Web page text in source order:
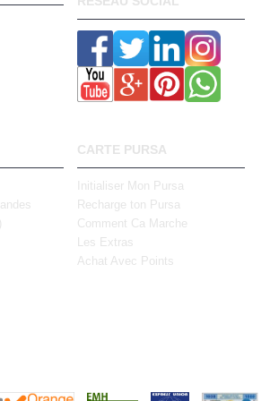
)
CARTE PURSA
Initialiser Mon Pursa
Recharge ton Pursa
Comment Ca Marche
Les Extras
Achat Avec Points